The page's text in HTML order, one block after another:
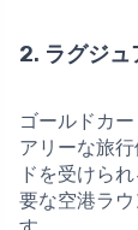
2. ラグジュ
ゴールドカ
アリーな旅
ドを受けら
要な空港ラ